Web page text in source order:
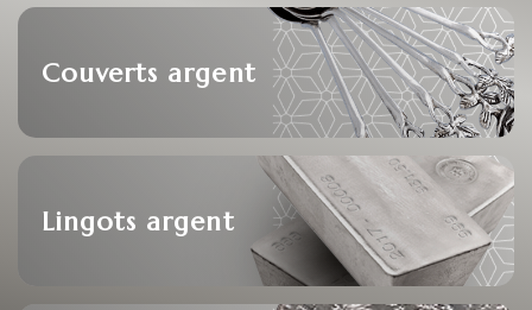
Couverts argent
Lingots argent